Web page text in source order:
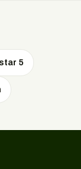
de actuele
modelpagina.
5